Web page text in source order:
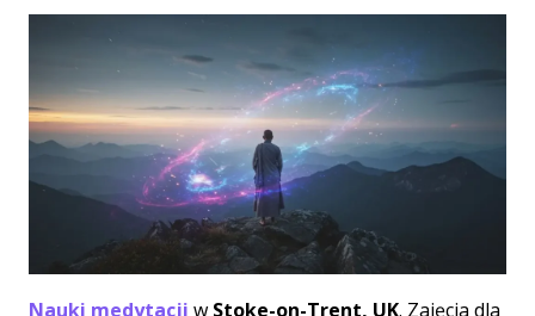
Nauki medytacji w Stoke-on-Trent, UK. Zajęcia dla